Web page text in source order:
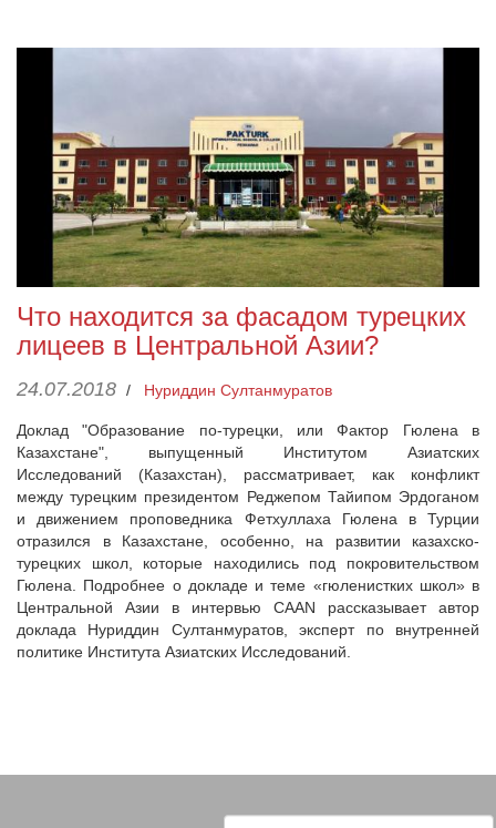
Что находится за фасадом турецких
лицеев в Центральной Азии?
24.07.2018 / Нуриддин Султанмуратов
Доклад "Образование по-турецки, или Фактор Гюлена в
Казахстане", выпущенный Институтом Азиатских
Исследований (Казахстан), рассматривает, как конфликт
между турецким президентом Реджепом Тайипом Эрдоганом
и движением проповедника Фетхуллаха Гюлена в Турции
отразился в Казахстане, особенно, на развитии казахско-
турецких школ, которые находились под покровительством
Гюлена. Подробнее о докладе и теме «гюленистких школ» в
Центральной Азии в интервью CAAN рассказывает автор
доклада Нуриддин Султанмуратов, эксперт по внутренней
политике Института Азиатских Исследований.